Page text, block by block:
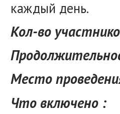
каждый день.
Кол-во
Место
Что включено :